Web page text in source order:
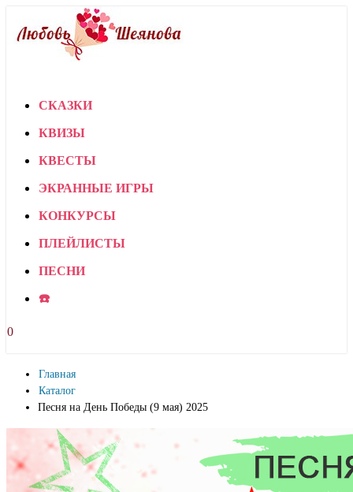
СКАЗКИ
КВИЗЫ
КВЕСТЫ
ЭКРАННЫЕ ИГРЫ
КОНКУРСЫ
ПЛЕЙЛИСТЫ
ПЕСНИ
☎️
0
Главная
Каталог
Песня на День Победы (9 мая) 2025